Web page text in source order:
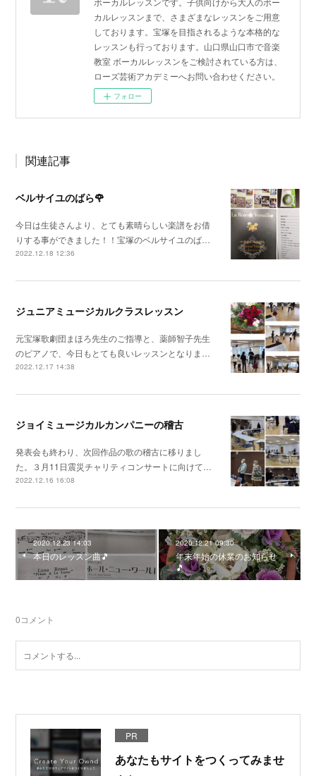
カルレッスンまで、さまざまなレッスンをご用意
しております。宝塚を目指されるような本格的な
レッスンも行っております。山口県山口市で音楽
教室 ボーカルレッスンをご検討されている方は、
ローズ芸術アカデミーへお問い合わせください。
フォロー
関連記事
ベルサイユのばら🌹
今日は生徒さんより、とても素晴らしい楽譜をお借
りする事ができました！！宝塚のベルサイユのば…
2022.12.18 12:36
ジュニアミュージカルクラスレッスン
元宝塚歌劇団まほろ先生のご指導と、薬師智子先生
のピアノで、今日もとても良いレッスンとなりま…
2022.12.17 14:38
ジョイミュージカルカンパニーの稽古
発表会も終わり、次回作品の歌の稽古に移りまし
た。３月11日震災チャリティコンサートに向けて…
2022.12.16 16:08
2020.12.23 14:03
本日のレッスン曲🎵
2020.12.21 09:30
年末年始の休業のお知らせ
🎵
0コメント
PR
あなたもサイトをつくってみませ